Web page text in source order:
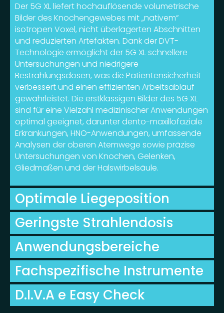
Der 5G XL liefert hochauflösende volumetrische
Bilder des Knochengewebes mit „nativem“
isotropen Voxel, nicht überlagerten Abschnitten
und reduzierten Artefakten. Dank der DVT-
Technologie ermöglicht der 5G XL schnellere
Untersuchungen und niedrigere
Bestrahlungsdosen, was die Patientensicherheit
verbessert und einen effizienten Arbeitsablauf
gewährleistet. Die erstklassigen Bilder des 5G XL
sind für eine Vielzahl medizinischer Anwendungen
optimal geeignet, darunter dento-maxillofaziale
Erkrankungen, HNO-Anwendungen, umfassende
Analysen der oberen Atemwege sowie präzise
Untersuchungen von Knochen, Gelenken,
Gliedmaßen und der Halswirbelsäule.
Optimale Liegeposition
Geringste Strahlendosis
Anwendungsbereiche
Fachspezifische Instrumente
D.I.V.A e Easy Check